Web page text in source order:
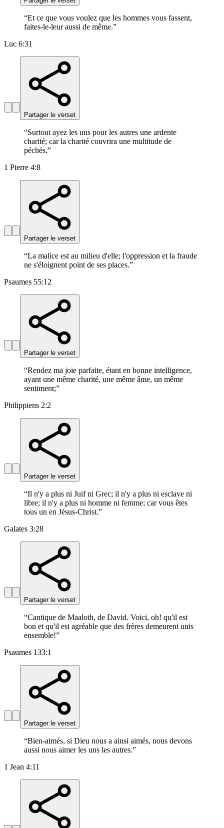
“Et ce que vous voulez que les hommes vous fassent,
faites-le-leur aussi de même.”
Luc 6:31
Partager le verset
“Surtout ayez les uns pour les autres une ardente
charité; car la charité couvrira une multitude de
péchés.”
1 Pierre 4:8
Partager le verset
“La malice est au milieu d'elle; l'oppression et la fraude
ne s'éloignent point de ses places.”
Psaumes 55:12
Partager le verset
“Rendez ma joie parfaite, étant en bonne intelligence,
ayant une même charité, une même âme, un même
sentiment;”
Philippiens 2:2
Partager le verset
“Il n'y a plus ni Juif ni Grec; il n'y a plus ni esclave ni
libre; il n'y a plus ni homme ni femme; car vous êtes
tous un en Jésus-Christ.”
Galates 3:28
Partager le verset
“Cantique de Maaloth, de David. Voici, oh! qu'il est
bon et qu'il est agréable que des frères demeurent unis
ensemble!”
Psaumes 133:1
Partager le verset
“Bien-aimés, si Dieu nous a ainsi aimés, nous devons
aussi nous aimer les uns les autres.”
1 Jean 4:11